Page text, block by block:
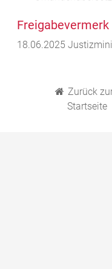
Freigabevermerk
18.06.2025
Zurück
Startseite